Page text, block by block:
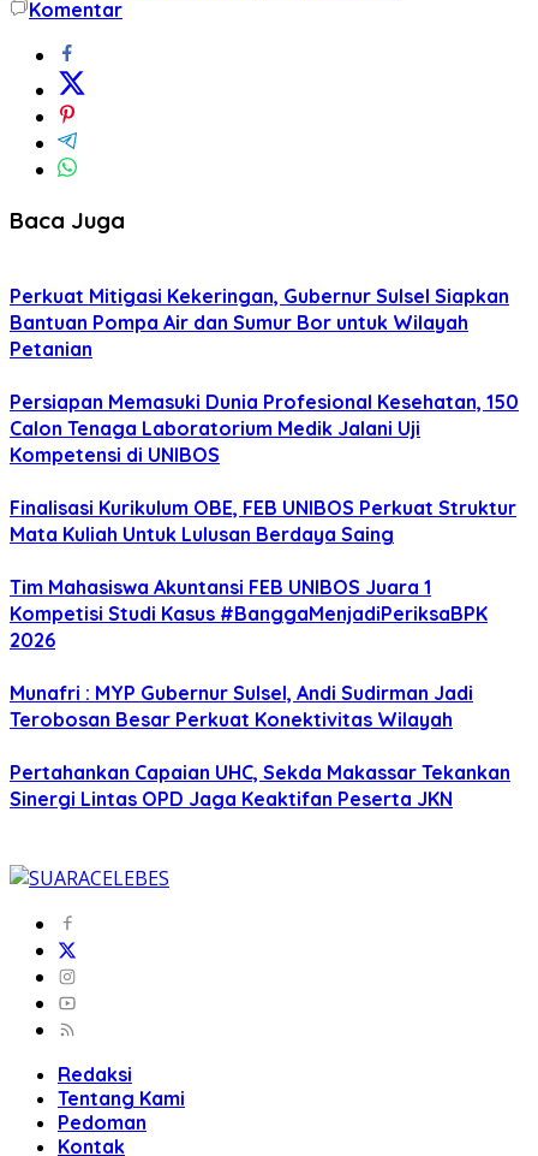
Komentar
Baca Juga
Perkuat Mitigasi Kekeringan, Gubernur Sulsel Siapkan
Bantuan Pompa Air dan Sumur Bor untuk Wilayah
Petanian
Persiapan Memasuki Dunia Profesional Kesehatan, 150
Calon Tenaga Laboratorium Medik Jalani Uji
Kompetensi di UNIBOS
Finalisasi Kurikulum OBE, FEB UNIBOS Perkuat Struktur
Mata Kuliah Untuk Lulusan Berdaya Saing
Tim Mahasiswa Akuntansi FEB UNIBOS Juara 1
Kompetisi Studi Kasus #BanggaMenjadiPeriksaBPK
2026
Munafri : MYP Gubernur Sulsel, Andi Sudirman Jadi
Terobosan Besar Perkuat Konektivitas Wilayah
Pertahankan Capaian UHC, Sekda Makassar Tekankan
Sinergi Lintas OPD Jaga Keaktifan Peserta JKN
Redaksi
Tentang Kami
Pedoman
Kontak